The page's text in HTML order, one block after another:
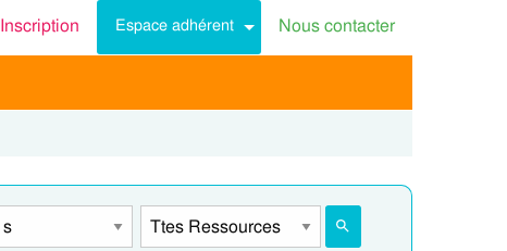
Inscription Espace adhérent Nous contacter